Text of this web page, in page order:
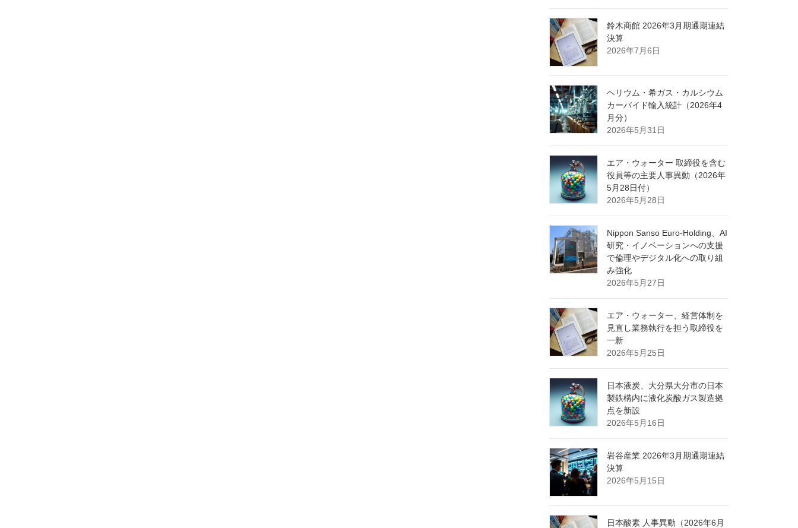
鈴木商館 2026年3月期通期連結
決算
2026年7月6日
ヘリウム・希ガス・カルシウム
カーバイド輸入統計（2026年4
月分）
2026年5月31日
エア・ウォーター 取締役を含む
役員等の主要人事異動（2026年
5月28日付）
2026年5月28日
Nippon Sanso Euro-Holding、AI
研究・イノベーションへの支援
で倫理やデジタル化への取り組
み強化
2026年5月27日
エア・ウォーター、経営体制を
見直し業務執行を担う取締役を
一新
2026年5月25日
日本液炭、大分県大分市の日本
製鉄構内に液化炭酸ガス製造拠
点を新設
2026年5月16日
岩谷産業 2026年3月期通期連結
決算
2026年5月15日
日本酸素 人事異動（2026年6月